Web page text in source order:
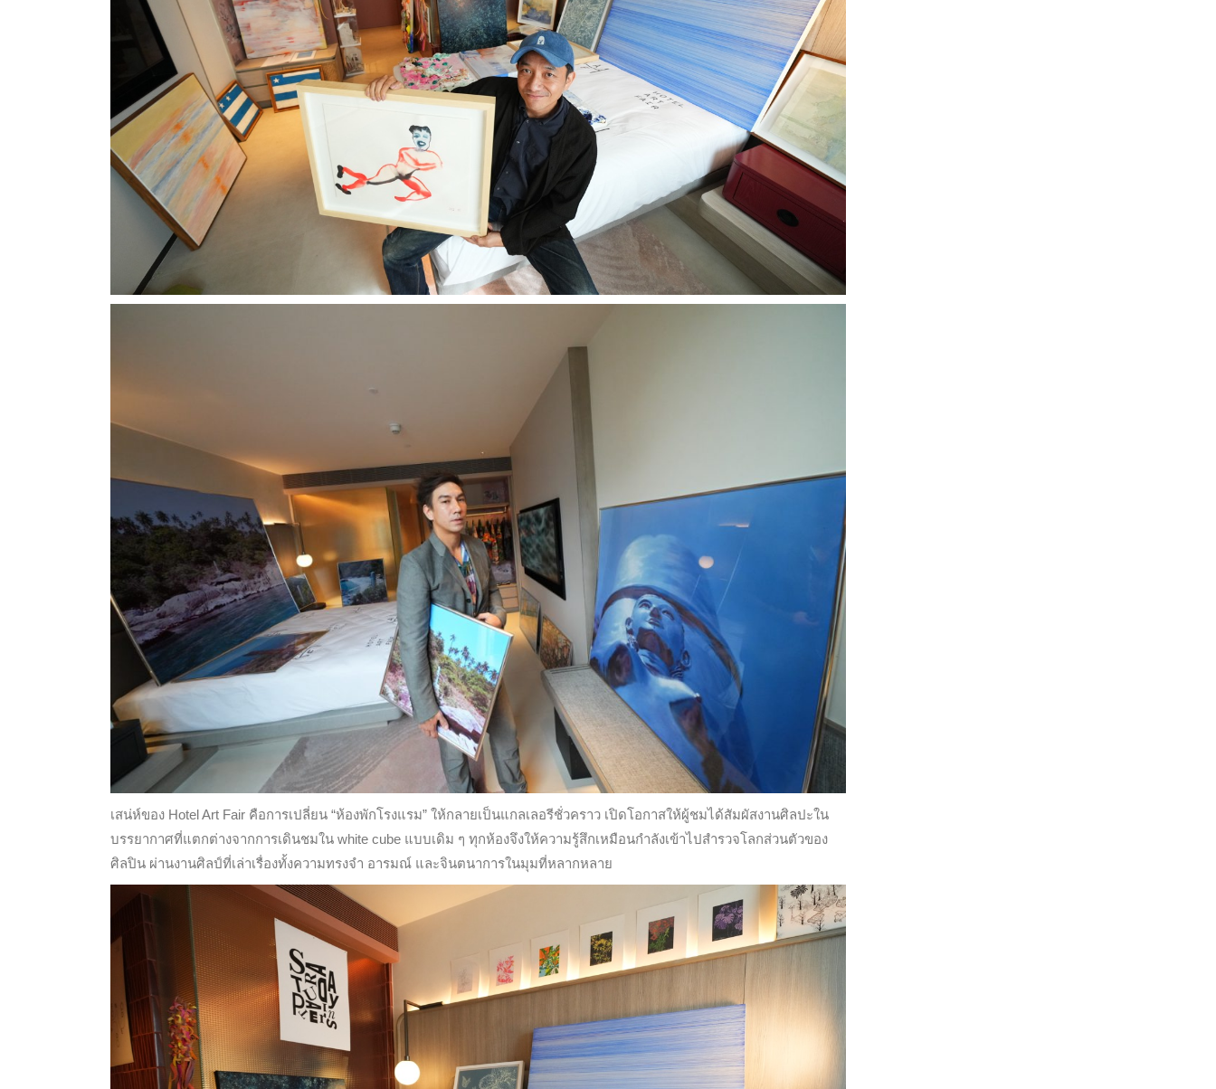
เสน่ห์ของ Hotel Art Fair คือการเปลี่ยน “ห้องพักโรงแรม” ให้กลายเป็นแกลเลอรีชั่วคราว เปิดโอกาสให้ผู้ชมได้สัมผัสงานศิลปะใน
บรรยากาศที่แตกต่างจากการเดินชมใน white cube แบบเดิม ๆ ทุกห้องจึงให้ความรู้สึกเหมือนกำลังเข้าไปสำรวจโลกส่วนตัวของ
ศิลปิน ผ่านงานศิลป์ที่เล่าเรื่องทั้งความทรงจำ อารมณ์ และจินตนาการในมุมที่หลากหลาย